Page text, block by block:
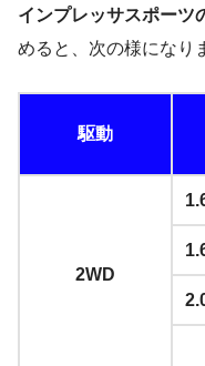
インプレッサスポーツ
めると、次の様になり
駆動
2WD